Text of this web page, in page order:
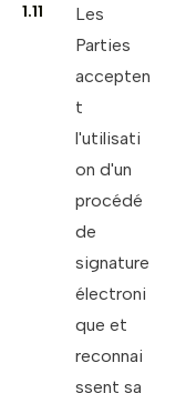
1.11
Les
Parties
accepten
t
l'utilisati
on d'un
procédé
de
signature
électroni
que et
reconnai
ssent sa